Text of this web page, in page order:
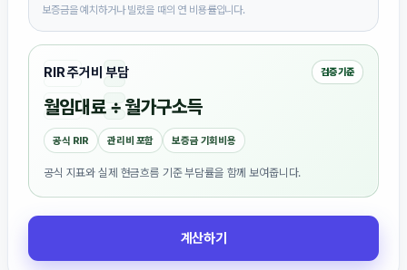
보증금을 예치하거나 빌렸을 때의 연 비용률입니다.
RIR 주거비 부담 검증 기준
월임대료 ÷ 월가구소득
공식 RIR 관리비 포함 보증금 기회비용
공식 지표와 실제 현금흐름 기준 부담률을 함께 보여줍니다.
계산하기